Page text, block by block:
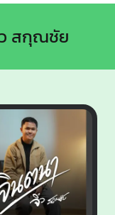
สกุณชัย